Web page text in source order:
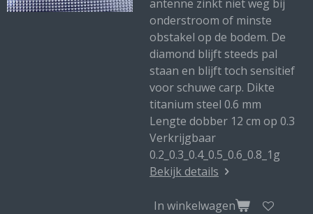
antenne zinkt niet weg bij
onderstroom of minste
obstakel op de bodem. De
diamond blijft steeds pal
staan en blijft toch sensitief
voor schuwe carp. Dikte
titanium steel 0.6 mm
Lengte dobber 12 cm op 0.3
Verkrijgbaar
0.2_0.3_0.4_0.5_0.6_0.8_1g
Bekijk details
In winkelwagen